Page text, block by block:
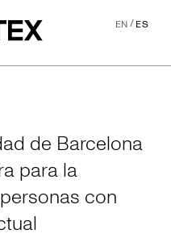
EN/ES
de Barcelona
para la
con